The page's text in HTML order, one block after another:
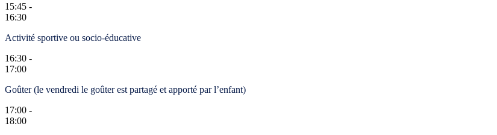
15:45 -
16:30
Activité sportive ou socio-éducative
16:30 -
17:00
Goûter (le vendredi le goûter est partagé et apporté par l’enfant)
17:00 -
18:00